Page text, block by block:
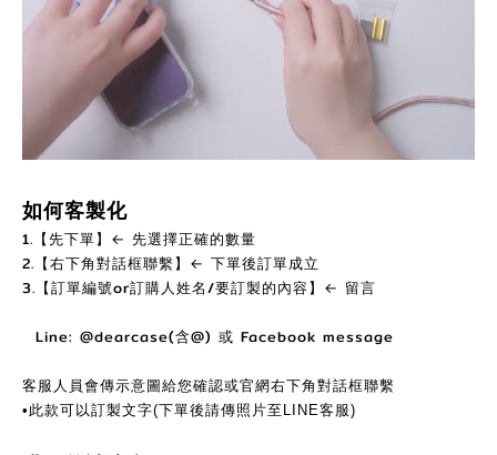
如何客製化
1.【先下單】← 先選擇正確的數量
2.【右下角對話框聯繫】← 下單後訂單成立
3.【訂單編號or訂購人姓名/要訂製的內容】← 留言
Line: @dearcase(含@) 或 Facebook message
客服人員會傳示意圖給您確認或官網右下角對話框聯繫
•此款可以訂製文字(下單後請傳照片至LINE客服)